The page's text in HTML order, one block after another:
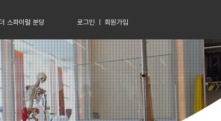
스파이럴 분당 로그인 ㅣ 회원가입